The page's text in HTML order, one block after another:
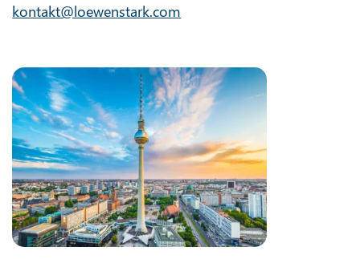
kontakt@loewenstark.com